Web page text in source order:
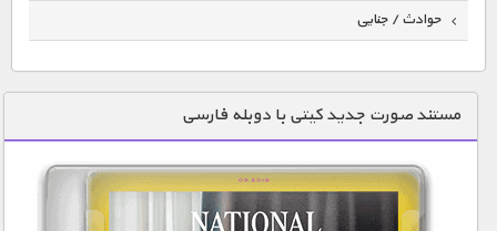
حوادث / جنایی
دنیای خوراکی ها
زمین شناسی / محیط زیست
سازه/ معماری/ مهندسی
سرگرمی
مستند صورت جدید کیتی با دوبله فارسی